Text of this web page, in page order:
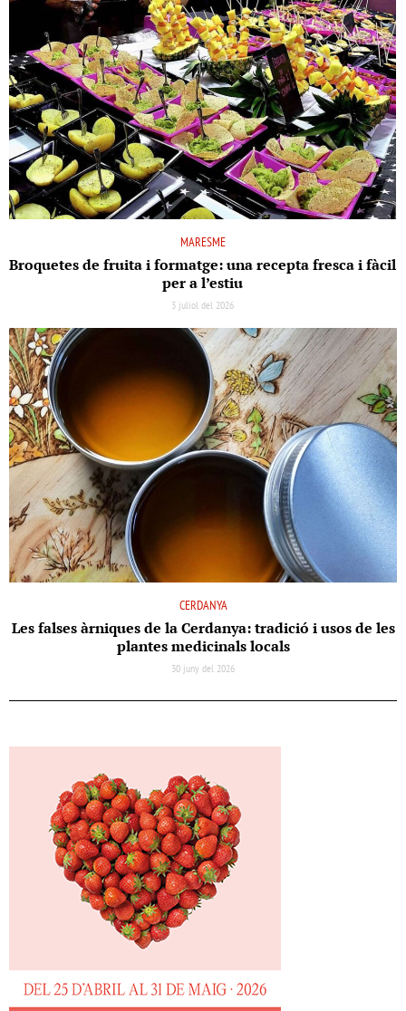
MARESME
Broquetes de fruita i formatge: una recepta fresca i fàcil
per a l’estiu
3 juliol del 2026
CERDANYA
Les falses àrniques de la Cerdanya: tradició i usos de les
plantes medicinals locals
30 juny del 2026